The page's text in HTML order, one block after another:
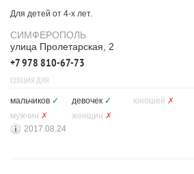
Для детей от 4-х лет.
СИМФЕРОПОЛЬ
улица Пролетарская, 2
+7 978 810-67-73
СЕКЦИЯ ДЛЯ
мальчиков ✓ девочек ✓ юношей ✗
мужчин ✗ женщин ✗
2017.08.24